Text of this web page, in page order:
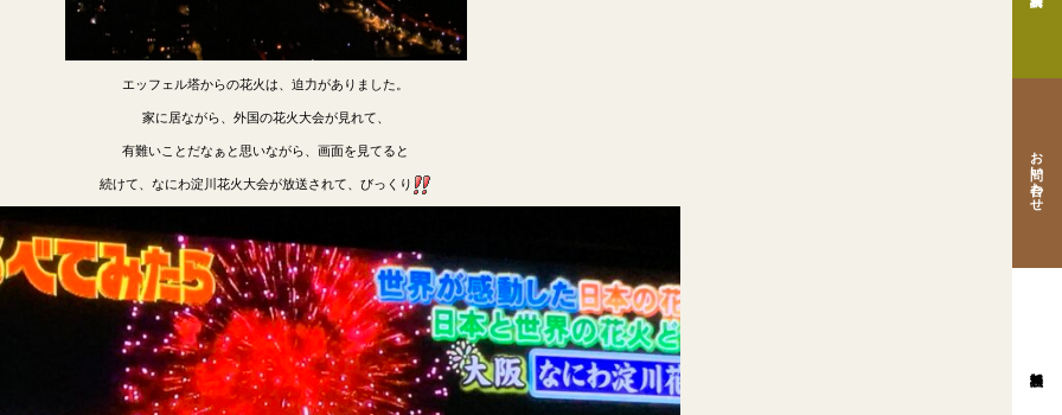
エッフェル塔からの花火は、迫力がありました。
家に居ながら、外国の花火大会が見れて、
有難いことだなぁと思いながら、画面を見てると
続けて、なにわ淀川花火大会が放送されて、びっくり
お問い合わせ